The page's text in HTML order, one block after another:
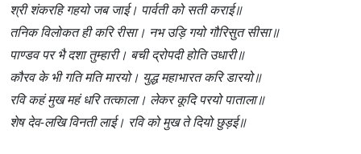
श्री शंकरहि गहयो जब जाई। पार्वती को सती कराई॥
तनिक विलोकत ही करि रीसा। नभ उड़ि गयो गौरिसुत सीसा॥
पाण्डव पर भै दशा तुम्हारी। बची द्रोपदी होति उधारी॥
कौरव के भी गति मति मारयो। युद्ध महाभारत करि डारयो॥
रवि कहं मुख महं धरि तत्काला। लेकर कूदि परयो पाताला॥
शेष देव-लखि विनती लाई। रवि को मुख ते दियो छुड़ई॥